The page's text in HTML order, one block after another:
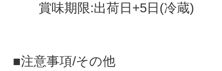
賞味期限:出荷日+5日(冷蔵)
■注意事項/その他